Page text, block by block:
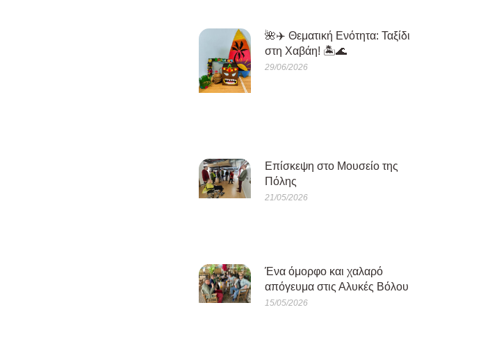
🌺✈️ Θεματική Ενότητα: Ταξίδι
στη Χαβάη! 🏝️🌊
29/06/2026
Eπίσκεψη στο Μουσείο της
Πόλης
21/05/2026
Ένα όμορφο και χαλαρό
απόγευμα στις Αλυκές Βόλου
15/05/2026